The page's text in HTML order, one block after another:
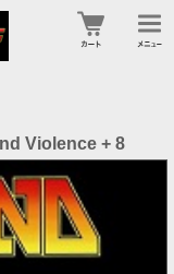
Violence + 8